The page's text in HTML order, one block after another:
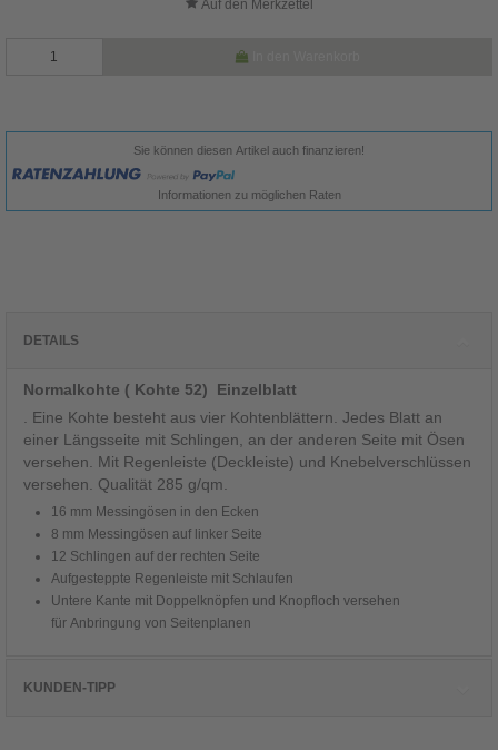
Sie können diesen Artikel auch finanzieren!
Informationen zu möglichen Raten
DETAILS
Normalkohte ( Kohte 52) Einzelblatt
. Eine Kohte besteht aus vier Kohtenblättern. Jedes Blatt an
einer Längsseite mit Schlingen, an der anderen Seite mit Ösen
versehen. Mit Regenleiste (Deckleiste) und Knebelverschlüssen
versehen. Qualität 285 g/qm.
16 mm Messingösen in den Ecken
8 mm Messingösen auf linker Seite
12 Schlingen auf der rechten Seite
Aufgesteppte Regenleiste mit Schlaufen
Untere Kante mit Doppelknöpfen und Knopfloch versehen
für Anbringung von Seitenplanen
KUNDEN-TIPP